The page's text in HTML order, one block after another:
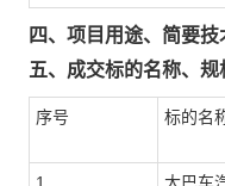
四、项目用途、简要
五、成交标的名称、
序号 标的名